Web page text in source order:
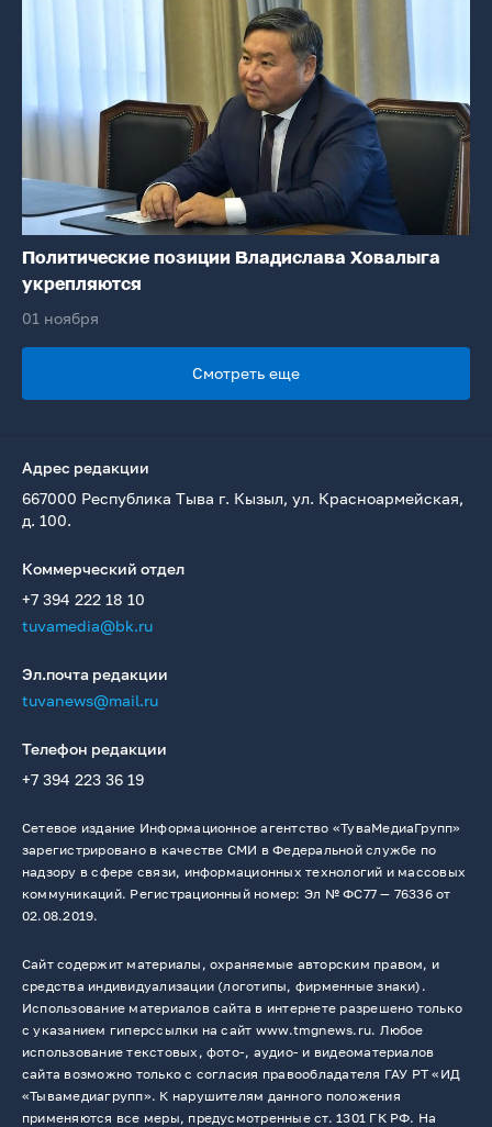
Политические позиции Владислава Ховалыга
укрепляются
01 ноября
Смотреть еще
Адрес редакции
667000 Республика Тыва г. Кызыл, ул. Красноармейская,
д. 100.
Коммерческий отдел
+7 394 222 18 10
tuvamedia@bk.ru
Эл.почта редакции
tuvanews@mail.ru
Телефон редакции
+7 394 223 36 19
Сетевое издание Информационное агентство «ТуваМедиаГрупп»
зарегистрировано в качестве СМИ в Федеральной службе по
надзору в сфере связи, информационных технологий и массовых
коммуникаций. Регистрационный номер: Эл № ФС77 — 76336 от
02.08.2019.
Сайт содержит материалы, охраняемые авторским правом, и
средства индивидуализации (логотипы, фирменные знаки).
Использование материалов сайта в интернете разрешено только
с указанием гиперссылки на сайт www.tmgnews.ru. Любое
использование текстовых, фото-, аудио- и видеоматериалов
сайта возможно только с согласия правообладателя ГАУ РТ «ИД
«Тывамедиагрупп». К нарушителям данного положения
применяются все меры, предусмотренные ст. 1301 ГК РФ. На